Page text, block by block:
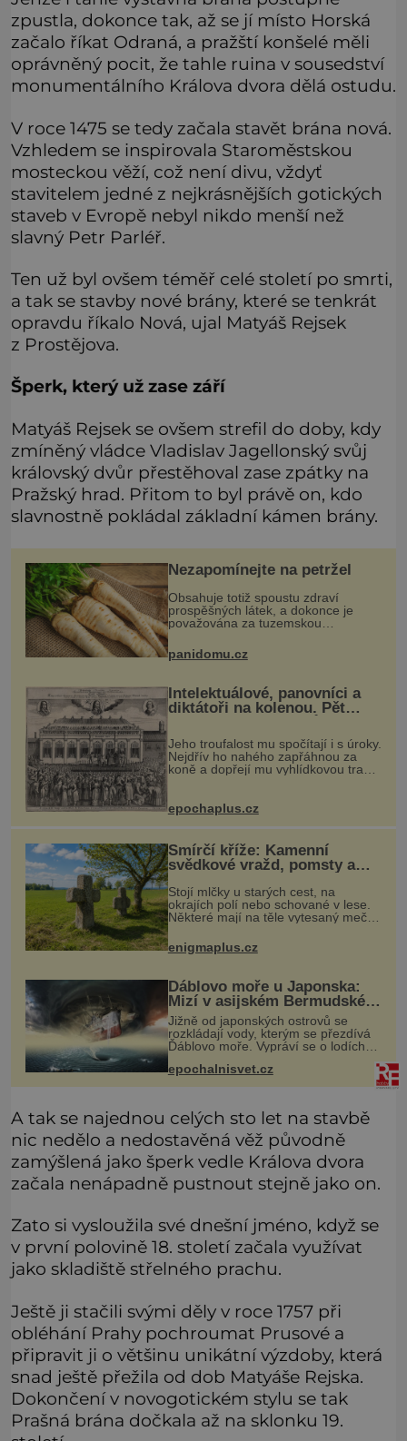
zpustla, dokonce tak, až se jí místo Horská
začalo říkat Odraná, a pražští konšelé měli
oprávněný pocit, že tahle ruina v sousedství
monumentálního Králova dvora dělá ostudu.
V roce 1475 se tedy začala stavět brána nová.
Vzhledem se inspirovala Staroměstskou
mosteckou věží, což není divu, vždyť
stavitelem jedné z nejkrásnějších gotických
staveb v Evropě nebyl nikdo menší než
slavný Petr Parléř.
Ten už byl ovšem téměř celé století po smrti,
a tak se stavby nové brány, které se tenkrát
opravdu říkalo Nová, ujal Matyáš Rejsek
z Prostějova.
Šperk, který už zase září
Matyáš Rejsek se ovšem strefil do doby, kdy
zmíněný vládce Vladislav Jagellonský svůj
královský dvůr přestěhoval zase zpátky na
Pražský hrad. Přitom to byl právě on, kdo
slavnostně pokládal základní kámen brány.
Nezapomínejte na petržel
Obsahuje totiž spoustu zdraví
prospěšných látek, a dokonce je
považována za tuzemskou
superpotravinu. Zázrak plný
vitaminů V petrželi najdete vitaminy
B1, B2, B3, B6, provitamin A, vitamin
panidomu.cz
Intelektuálové, panovníci a
diktátoři na kolenou. Pět
popravou
Jeho troufalost mu spočítají i s úroky.
Nejdřív ho nahého zapřáhnou za
koně a dopřejí mu vyhlídkovou trasu
předtím, než ztratí věd
epochaplus.cz
Smírčí kříže: Kamenní
svědkové vražd, pomsty a
dávných vin
Stojí mlčky u starých cest, na
okrajích polí nebo schované v lese.
Některé mají na těle vytesaný meč,
jiné sekeru, v dalším případě jde jen
o prostý kříž. Na první pohled
vypadají jako zapomenuté nábo
enigmaplus.cz
Ďáblovo moře u Japonska:
Mizí v asijském Bermudském
trojúhelníku lodě ve spárech
neznámé síly?
Jižně od japonských ostrovů se
rozkládají vody, kterým se přezdívá
Ďáblovo moře. Vypráví se o lodích
mizejících beze stopy, podivných
světlech, zrádných proudech i
mořských dracích, kteří měli tyto ko
epochalnisvet.cz
A tak se najednou celých sto let na stavbě
nic nedělo a nedostavěná věž původně
zamýšlená jako šperk vedle Králova dvora
začala nenápadně pustnout stejně jako on.
Zato si vysloužila své dnešní jméno, když se
v první polovině 18. století začala využívat
jako skladiště střelného prachu.
Ještě ji stačili svými děly v roce 1757 při
obléhání Prahy pochroumat Prusové a
připravit ji o většinu unikátní výzdoby, která
snad ještě přežila od dob Matyáše Rejska.
Dokončení v novogotickém stylu se tak
Prašná brána dočkala až na sklonku 19.